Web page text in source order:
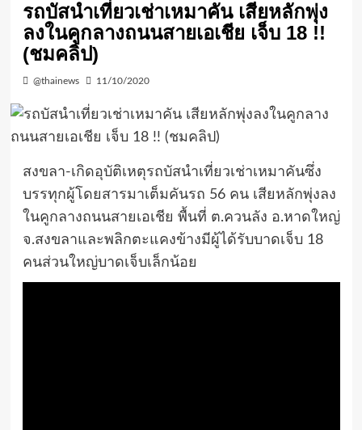
รถบัสนำเที่ยวเช่าเหมาคัน เสียหลักพุ่ง
ลงในคูกลางถนนสายเอเชีย เจ็บ 18 !!
(ชมคลิป)
@thainews 11/10/2020
สงขลา-เกิดอุบัติเหตุรถบัสนำเที่ยวเช่าเหมาคันซึ่ง
บรรทุกผู้โดยสารมาเต็มคันรถ 56 คน เสียหลักพุ่งลง
ในคูกลางถนนสายเอเชีย พื้นที่ ต.ควนลัง อ.หาดใหญ่
จ.สงขลาและพลิกตะแคงข้างมีผู้ได้รับบาดเจ็บ 18
คนส่วนใหญ่บาดเจ็บเล็กน้อย